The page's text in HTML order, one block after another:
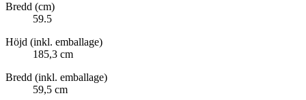
Bredd (cm)
59.5
Höjd (inkl. emballage)
185,3 cm
Bredd (inkl. emballage)
59,5 cm